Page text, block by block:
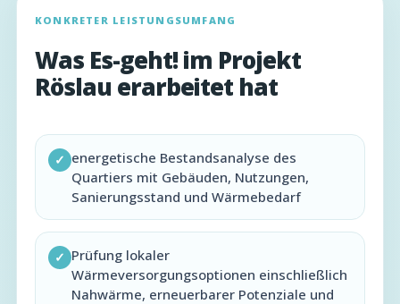
KONKRETER LEISTUNGSUMFANG
Was Es-geht! im Projekt
Röslau erarbeitet hat
✓ energetische Bestandsanalyse des
Quartiers mit Gebäuden, Nutzungen,
Sanierungsstand und Wärmebedarf
✓ Prüfung lokaler
Wärmeversorgungsoptionen einschließlich
Nahwärme, erneuerbarer Potenziale und